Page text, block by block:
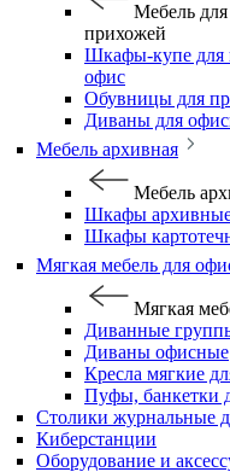
Мебель
прихожей
Шкафы-купе для
офис
Обувницы для
Диваны для
Мебель архивная
Мебель
Шкафы
Шкафы
Мягкая мебель для
Мягкая
Диванные
Диваны офисные
Кресла мягкие
Пуфы, банкетки
Столики журнальные
Киберстанции
Оборудование и